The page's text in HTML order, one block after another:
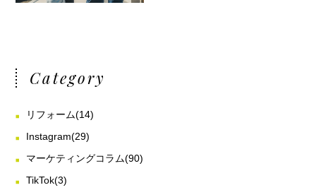
Category
リフォーム(14)
Instagram(29)
マーケティングコラム(90)
TikTok(3)